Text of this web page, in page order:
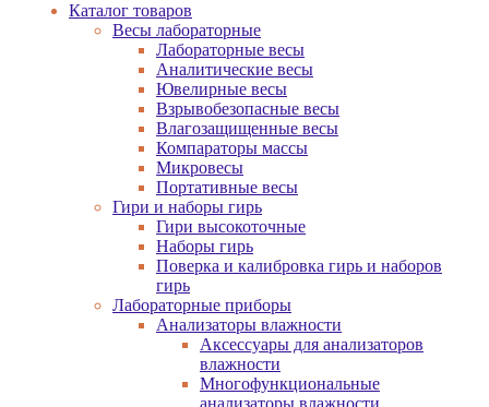
Каталог товаров
Весы лабораторные
Лабораторные весы
Аналитические весы
Ювелирные весы
Взрывобезопасные весы
Влагозащищенные весы
Компараторы массы
Микровесы
Портативные весы
Гири и наборы гирь
Гири высокоточные
Наборы гирь
Поверка и калибровка гирь и наборов
гирь
Лабораторные приборы
Анализаторы влажности
Аксессуары для анализаторов
влажности
Многофункциональные
анализаторы влажности